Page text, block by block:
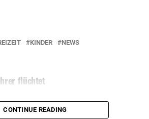
KINDER
NEWS
flüchtet
zum Wochenanfang
CONTINUE READING